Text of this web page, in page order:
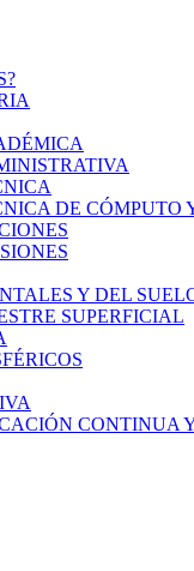
DE CÓMPUTO
Y DEL
SUPERFICIAL
CONTINUA